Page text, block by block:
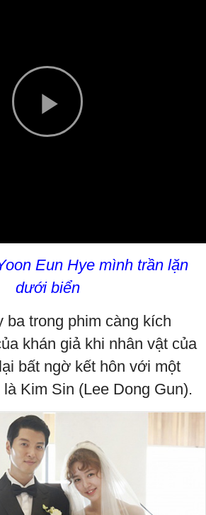
Play
Eun Hye mình trần lặn
dưới biển
ba trong phim càng kích
khán giả khi nhân vật của
bất ngờ kết hôn với một
Kim Sin (Lee Dong Gun).